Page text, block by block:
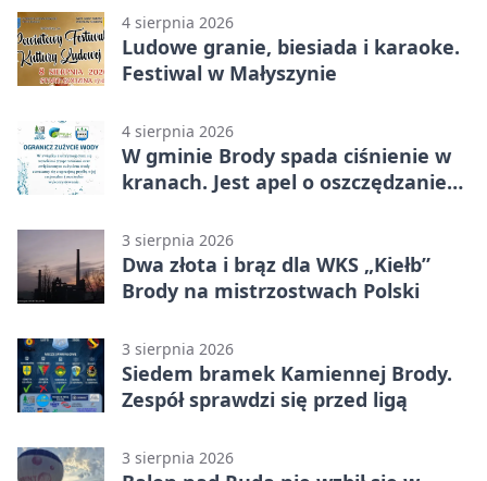
4 sierpnia 2026
Ludowe granie, biesiada i karaoke.
Festiwal w Małyszynie
4 sierpnia 2026
W gminie Brody spada ciśnienie w
kranach. Jest apel o oszczędzanie
3 sierpnia 2026
Dwa złota i brąz dla WKS „Kiełb”
Brody na mistrzostwach Polski
3 sierpnia 2026
Siedem bramek Kamiennej Brody.
Zespół sprawdzi się przed ligą
3 sierpnia 2026